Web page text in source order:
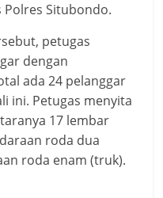
Polres Situbondo.
petugas
dengan
ada 24 pelanggar
ini. Petugas menyita
17 lembar
roda dua
roda enam (truk).